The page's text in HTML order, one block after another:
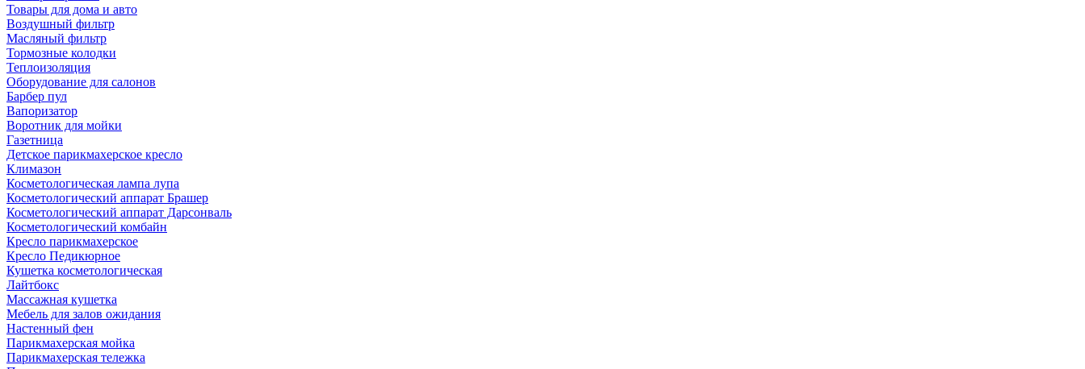
Товары для дома и авто
Воздушный фильтр
Масляный фильтр
Тормозные колодки
Теплоизоляция
Оборудование для салонов
Барбер пул
Вапоризатор
Воротник для мойки
Газетница
Детское парикмахерское кресло
Климазон
Косметологическая лампа лупа
Косметологический аппарат Брашер
Косметологический аппарат Дарсонваль
Косметологический комбайн
Кресло парикмахерское
Кресло Педикюрное
Кушетка косметологическая
Лайтбокс
Массажная кушетка
Мебель для залов ожидания
Настенный фен
Парикмахерская мойка
Парикмахерская тележка